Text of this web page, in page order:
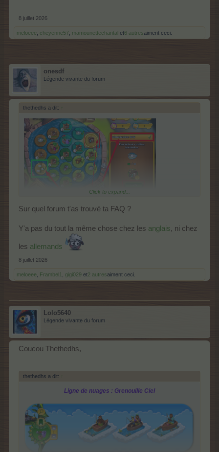
8 juillet 2026
meloeee cheyenne57 mamounettechantal et6 autresaiment ceci.
onesdf
Légende vivante du forum
thethedhs a dit: ↑
Click to expand...
Sur quel forum t'as trouvé ta FAQ ?
Y'a pas du tout la même chose chez les anglais, ni chez
les allemands
8 juillet 2026
meloeee Frambel1 gigi029 et2 autresaiment ceci.
Lolo5640
Légende vivante du forum
Coucou Thethedhs,
thethedhs a dit: ↑
Ligne de nuages : Grenouille Ciel